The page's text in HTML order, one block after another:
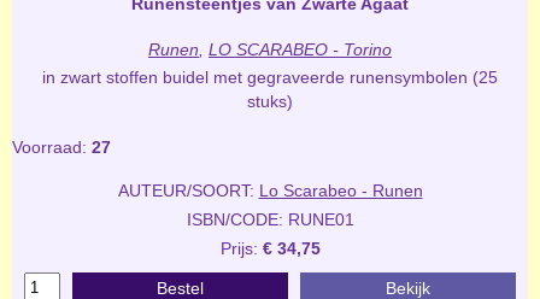
Runen LO SCARABEO - Torino
in zwart stoffen buidel met gegraveerde runensymbolen (25
stuks)
Voorraad: 27
AUTEUR/SOORT: Lo Scarabeo - Runen
ISBN/CODE: RUNE01
Prijs: € 34,75
Bestel Bekijk